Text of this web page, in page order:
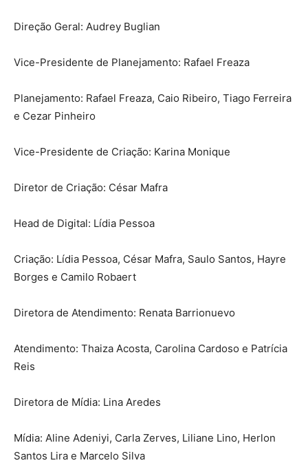
Direção Geral: Audrey Buglian
Vice-Presidente de Planejamento: Rafael Freaza
Planejamento: Rafael Freaza, Caio Ribeiro, Tiago Ferreira
e Cezar Pinheiro
Vice-Presidente de Criação: Karina Monique
Diretor de Criação: César Mafra
Head de Digital: Lídia Pessoa
Criação: Lídia Pessoa, César Mafra, Saulo Santos, Hayre
Borges e Camilo Robaert
Diretora de Atendimento: Renata Barrionuevo
Atendimento: Thaiza Acosta, Carolina Cardoso e Patrícia
Reis
Diretora de Mídia: Lina Aredes
Mídia: Aline Adeniyi, Carla Zerves, Liliane Lino, Herlon
Santos Lira e Marcelo Silva